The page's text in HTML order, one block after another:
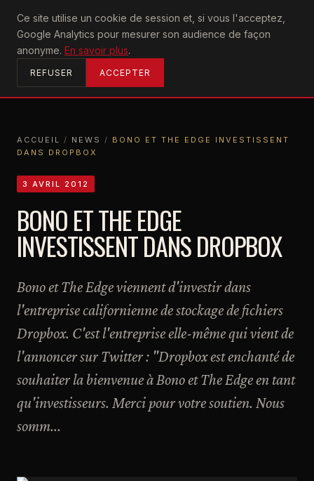
Ce site utilise un cookie de session et, si vous l'acceptez,
Google Analytics pour mesurer son audience de façon
anonyme. En savoir plus.
REFUSER ACCEPTER
U2achtung
ACCUEIL
ACCUEIL / NEWS / BONO ET THE EDGE INVESTISSENT
DANS DROPBOX
3 AVRIL 2012
BONO ET THE EDGE
INVESTISSENT DANS DROPBOX
Bono et The Edge viennent d'investir dans
l'entreprise californienne de stockage de fichiers
Dropbox. C'est l'entreprise elle-même qui vient de
l'annoncer sur Twitter : "Dropbox est enchanté de
souhaiter la bienvenue à Bono et The Edge en tant
qu'investisseurs. Merci pour votre soutien. Nous
somm...